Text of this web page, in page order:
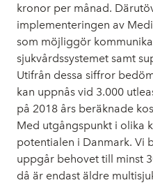
kronor per månad.
implementeringen av
som möjliggör
sjukvårdssystemet samt
Utifrån dessa siffror
kan uppnås vid 3.000
på 2018 års beräknade
Med utgångspunkt i olika
potentialen i Danmark. Vi
uppgår behovet till minst
då är endast äldre